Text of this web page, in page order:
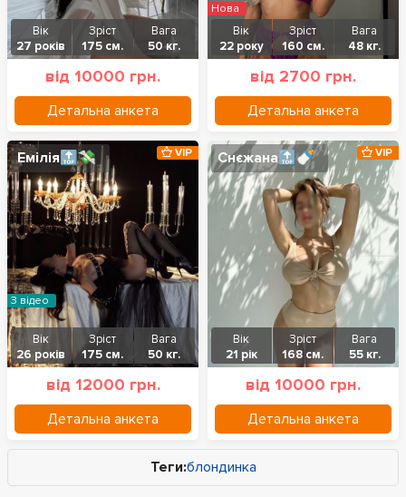
Вік
27 років
Зріст
175 см.
Вага
50 кг.
від 10000 грн.
Детальна анкета
Вік
22 року
Зріст
160 см.
Вага
48 кг.
від 2700 грн.
Детальна анкета
Нова
Емілія🔝💸
Вік
26 років
Зріст
175 см.
Вага
50 кг.
від 12000 грн.
Детальна анкета
VIP
З відео
Снєжана🔝🍼
Вік
21 рік
Зріст
168 см.
Вага
55 кг.
від 10000 грн.
Детальна анкета
VIP
Теги:блондинка